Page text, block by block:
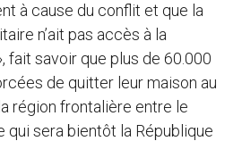
à cause du conflit et que la
n’ait pas accès à la
fait savoir que plus de 60.000
de quitter leur maison au
région frontalière entre le
qui sera bientôt la République